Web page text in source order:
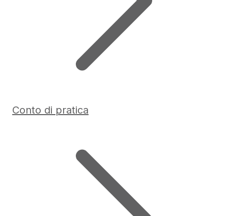
Conto di pratica